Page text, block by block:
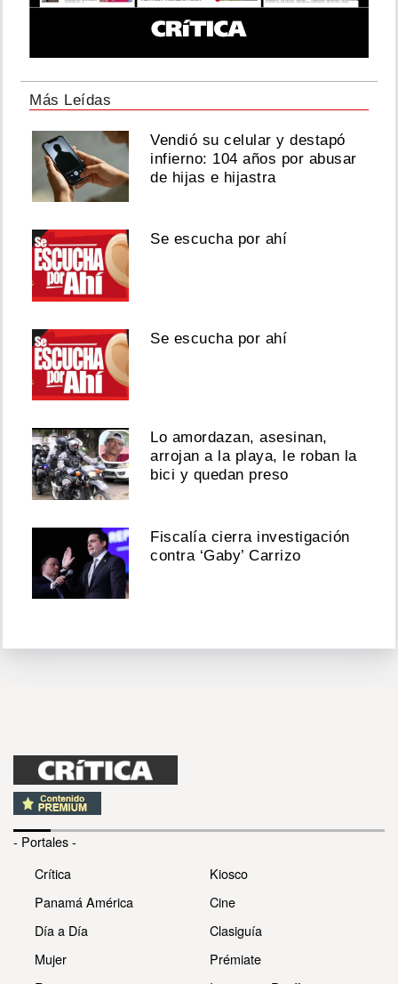
Más Leídas
Vendió su celular y destapó
infierno: 104 años por abusar
de hijas e hijastra
Se escucha por ahí
Se escucha por ahí
Lo amordazan, asesinan,
arrojan a la playa, le roban la
bici y quedan preso
Fiscalía cierra investigación
contra ‘Gaby’ Carrizo
- Portales -
Crítica
Panamá América
Día a Día
Mujer
Kiosco
Cine
Clasiguía
Prémiate